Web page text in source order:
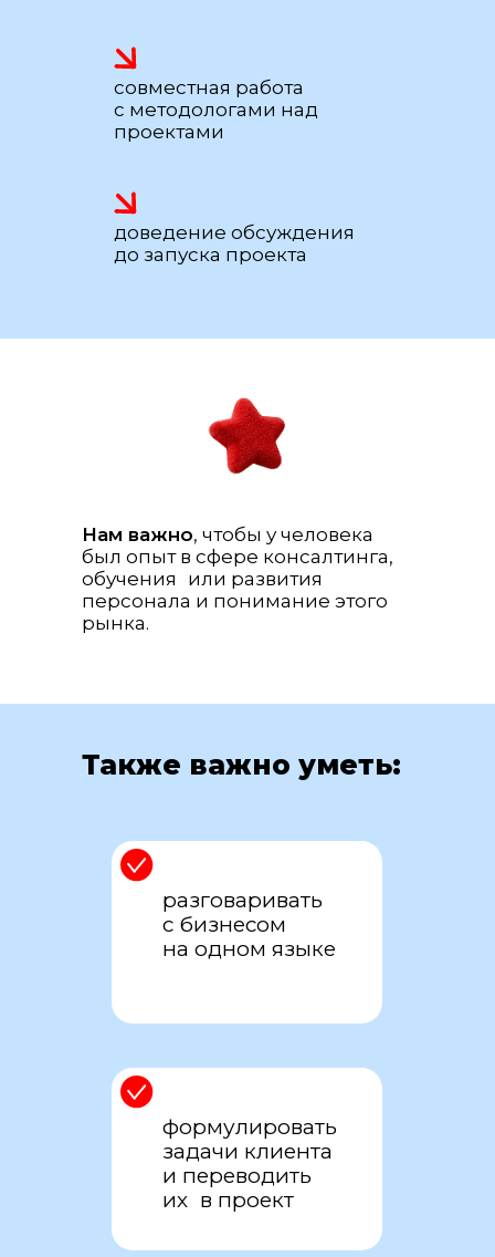
совместная работа
с методологами над
проектами
доведение обсуждения
до запуска проекта
Нам важно, чтобы у человека
был опыт в сфере консалтинга,
обучения или развития
персонала и понимание этого
рынка.
разговаривать
с бизнесом
на одном языке
формулировать
задачи клиента
и переводить
их в проект
Также важно уметь: